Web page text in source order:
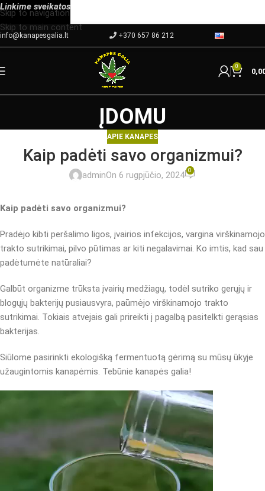
Skip to navigation
Skip to main content
info@kanapesgalia.lt +370 657 86 212
0
ĮDOMU
APIE KANAPES
Kaip padėti savo organizmui?
adminOn 6 rugpjūčio, 2024 0
Kaip padėti savo organizmui?
Pradėjo kibti peršalimo ligos, įvairios infekcijos, vargina virškinamojo
trakto sutrikimai, pilvo pūtimas ar kiti negalavimai. Ko imtis, kad sau
padėtumėte natūraliai?
Galbūt organizme trūksta įvairių medžiagų, todėl sutriko gerųjų ir
blogųjų bakterijų pusiausvyra, paūmėjo virškinamojo trakto
sutrikimai. Tokiais atvejais gali prireikti į pagalbą pasitelkti gerąsias
bakterijas.
Siūlome pasirinkti ekologišką fermentuotą gėrimą su mūsų ūkyje
užaugintomis kanapėmis. Tebūnie kanapės galia!
Linkime sveikatos